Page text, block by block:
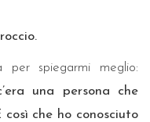
per spiegarmi meglio:
una persona che
così che ho conosciuto